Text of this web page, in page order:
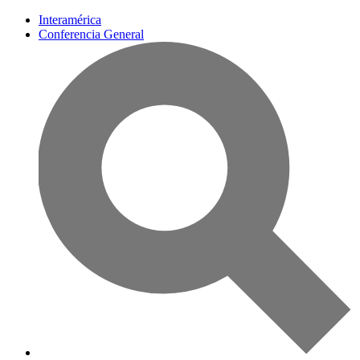
Interamérica
Conferencia General